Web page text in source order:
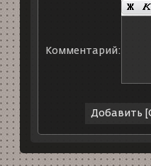
Комментарий: